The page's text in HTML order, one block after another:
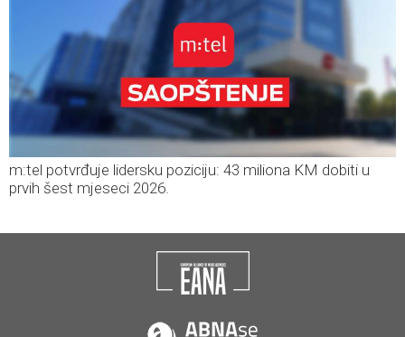
m:tel potvrđuje lidersku poziciju: 43 miliona KM dobiti u
prvih šest mjeseci 2026.